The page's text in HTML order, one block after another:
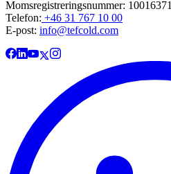
Momsregistreringsnummer: 10016371
Telefon: +46 31 767 10 00
E-post: info@tefcold.com